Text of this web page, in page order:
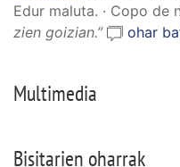
Edur maluta. · Copo de
zien goizian.” ohar
Multimedia
Bisitarien oharrak